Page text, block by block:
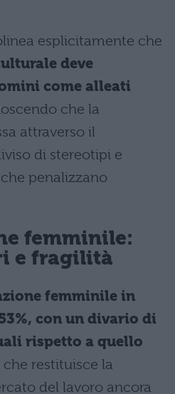
esplicitamente che
deve
come alleati
che la
attraverso il
di stereotipi e
penalizzano
femminile:
e fragilità
femminile in
con un divario di
rispetto a quello
che restituisce la
del lavoro ancora